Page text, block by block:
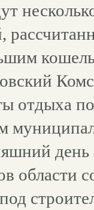
отдыха
области